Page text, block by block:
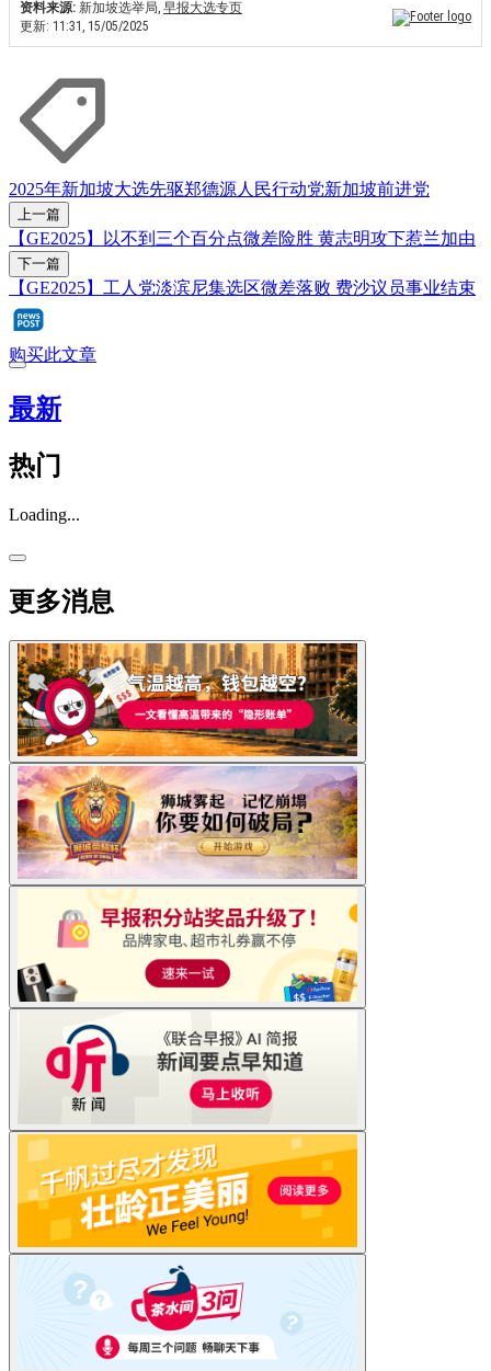
2025年新加坡大选先驱郑德源人民行动党新加坡前进党
上一篇
【GE2025】以不到三个百分点微差险胜 黄志明攻下惹兰加由
下一篇
【GE2025】工人党淡滨尼集选区微差落败 费沙议员事业结束
购买此文章
最新
热门
Loading...
更多消息